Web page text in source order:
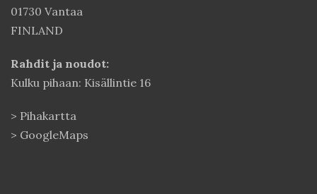
01730 Vantaa
FINLAND
Rahdit ja noudot:
Kulku pihaan: Kisällintie 16
> Pihakartta
> GoogleMaps